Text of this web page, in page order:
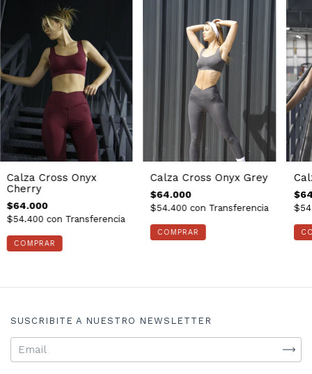
Calza Cross Onyx
Cherry
$64.000
$54.400 con Transferencia
COMPRAR
Calza Cross Onyx Grey
$64.000
$54.400 con Transferencia
COMPRAR
SUSCRIBITE A NUESTRO NEWSLETTER